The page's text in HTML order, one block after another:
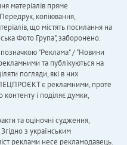
матеріалів пряме
копіювання,
що містять посилання на
Фото Група", заборонено.
позначкою "Реклама" / "Новини
та публікуються на
погляди, які в них
є рекламними, проте
контенту і поділяє думки,
та оціночні судження,
з українським
реклами несе рекламодавець.